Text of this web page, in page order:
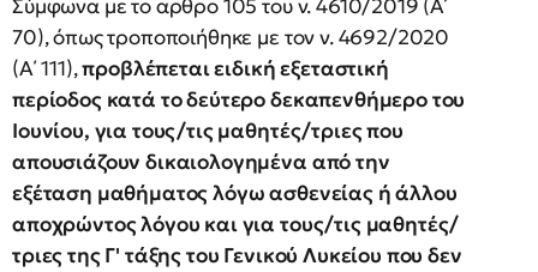
Σύμφωνα με το αρθρο 105 του ν. 4610/2019 (Α΄
70), όπως τροποποιήθηκε με τον ν. 4692/2020
(Α΄ 111),προβλέπεται ειδική εξεταστική
περίοδος κατά το δεύτερο δεκαπενθήμερο του
Ιουνίου, για τους/τις μαθητές/τριες που
απουσιάζουν δικαιολογημένα από την
εξέταση μαθήματος λόγω ασθενείας ή άλλου
αποχρώντος λόγου και για τους/τις μαθητές/
τριες της Γ' τάξης του Γενικού Λυκείου που δεν